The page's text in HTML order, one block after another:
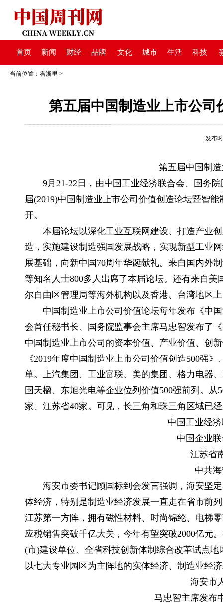
首页 新闻 财经 品牌 文化 城市 生活 科技
当前位置： 看浙里 >
第五届中国制造业上市公司
发布
第五届中国制造
9月21-22日，由中国工业经济联合会、国务院
届(2019)中国制造业上市公司价值创造论坛暨智
开。
本届论坛以深化工业互联网建设、打造产业创
造，实施建设制造强国发展战略，实现新型工业
展基础，向新中国70周年华诞献礼。来自国内外
等知名人士800多人出席了本届论坛。还有来自
尔自由区管理局等海外机构以及香港、台湾地区
中国制造业上市公司价值论坛每年发布《中国
会首任秘书长、国务院监事会主席马忠智发布了
中国制造业上市公司的资本价值、产业价值、创
《2019年度中国制造业上市公司价值创造500强
单。上汽集团、工业富联、美的集团、格力电器
国天楹、东旭光电等企业位列价值500强前列。
家、江苏省40家。可见，长三角和珠三角区域已
中国工业经济
中国企业联
江苏省南
中共海
海安市委书记顾国标到会发言强调，海安坚定
体经济，特别是制造业经济发展一直走在省市前
江苏第一方阵，拥有磁性材料、时尚锦纶、电梯
应税销售突破千亿大关，今年有望突破2000亿元
(市)建设单位、全省科技创新体制综合改革试点
以七大专业园区为主阵地的实体经济、制造业经
海安市人
马忠智主席发布中